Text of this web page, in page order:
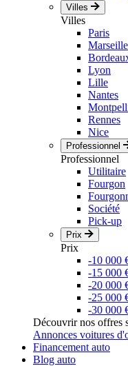
Villes
Villes
Paris
Marseille
Lyon
Lille
Nantes
Rennes
Nice
Professionnel
Professionnel
Utilitaire
Fourgon
Société
Pick-up
Prix
Prix
-10 000
-15 000
-20 000
-25 000
-30 000
Découvrir nos offres
Annonces voitures
Financement auto
Blog auto